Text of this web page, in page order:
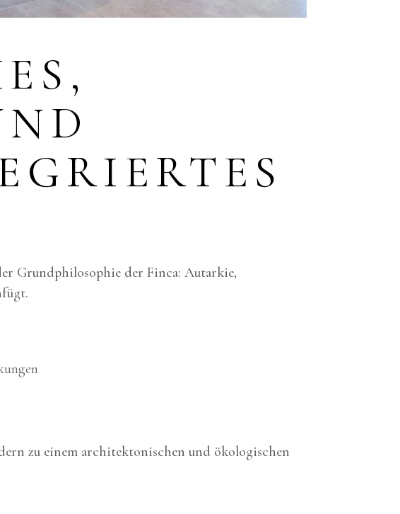
Grundphilosophie der Finca: Autarkie,
zu einem architektonischen und ökologischen